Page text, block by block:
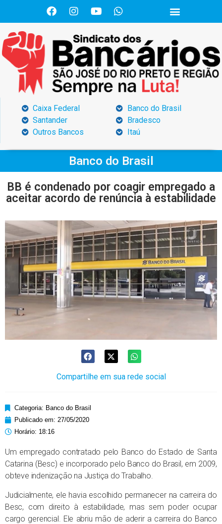
Caixa Federal
Santander
Outros Bancos
Banco do Brasil
Bradesco
Itaú
Banco do Brasil
BB é condenado por coagir empregado a
aceitar acordo de renúncia à estabilidade
Compartilhe em sua rede social
Categoria: Banco do Brasil
Publicado em: 27/05/2020
Horário: 18:16
Um empregado contratado pelo Banco do Estado de Santa
Catarina (Besc) e incorporado pelo Banco do Brasil, em 2009,
obteve indenização na Justiça do Trabalho.
Judicialmente, ele havia escolhido permanecer na carreira do
Besc, com direito à estabilidade, mas sem poder ocupar
cargo gerencial. Ele abriu mão de aderir a carreira do Banco